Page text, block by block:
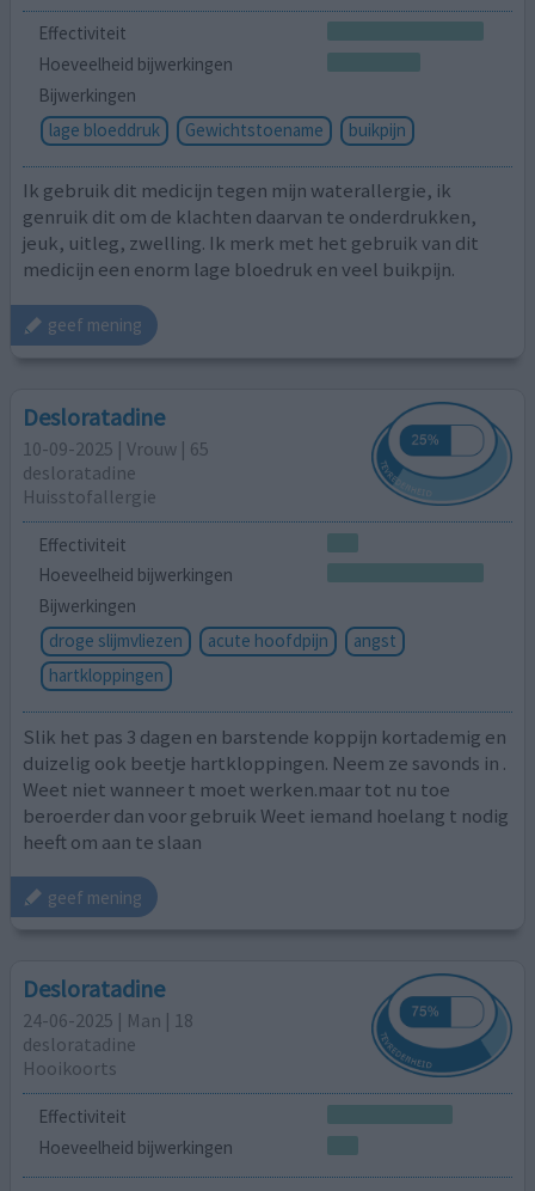
Effectiviteit
Hoeveelheid bijwerkingen
Bijwerkingen
lage bloeddruk
Gewichtstoename buikpijn
Ik gebruik dit medicijn tegen mijn waterallergie, ik
genruik dit om de klachten daarvan te onderdrukken,
jeuk, uitleg, zwelling. Ik merk met het gebruik van dit
medicijn een enorm lage bloedruk en veel buikpijn.
geef mening
Desloratadine
10-09-2025 | Vrouw | 65
desloratadine
Huisstofallergie
Effectiviteit
Hoeveelheid bijwerkingen
Bijwerkingen
droge slijmvliezen
acute hoofdpijn
angst
hartkloppingen
Slik het pas 3 dagen en barstende koppijn kortademig en
duizelig ook beetje hartkloppingen. Neem ze savonds in .
Weet niet wanneer t moet werken.maar tot nu toe
beroerder dan voor gebruik Weet iemand hoelang t nodig
heeft om aan te slaan
geef mening
Desloratadine
24-06-2025 | Man | 18
desloratadine
Hooikoorts
Effectiviteit
Hoeveelheid bijwerkingen